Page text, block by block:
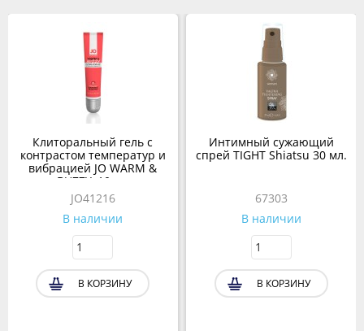
Клиторальный гель с
контрастом температур и
вибрацией JO WARM &
BUZZY, 10 мл
JO41216
В наличии
В КОРЗИНУ
Интимный сужающий
спрей TIGHT Shiatsu 30 мл.
67303
В наличии
В КОРЗИНУ